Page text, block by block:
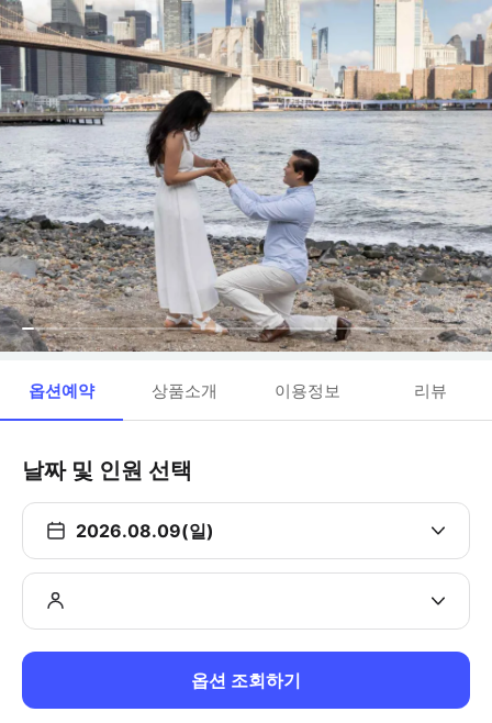
옵션예약 상품소개 이용정보 리뷰
날짜 및 인원 선택
2026.08.09(일)
옵션 조회하기